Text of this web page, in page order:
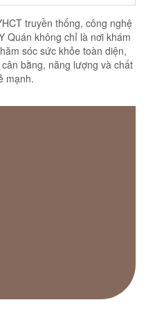
truyền thống, công nghệ
Quán không chỉ là nơi khám
sóc sức khỏe toàn diện,
bằng, năng lượng và chất
mạnh.